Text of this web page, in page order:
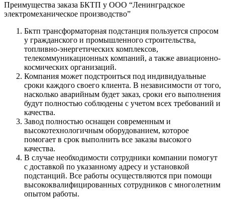
Преимущества заказа БКТП у ООО “Ленинградское
электромеханическое производство”
Бктп трансформаторная подстанция пользуется спросом
у гражданского и промышленного строительства,
топливно-энергетических комплексов,
телекоммуникационных компаний, а также авиационно-
космических организаций.
Компания может подстроиться под индивидуальные
сроки каждого своего клиента. В независимости от того,
насколько аварийным будет заказ, сроки его выполнения
будут полностью соблюдены с учетом всех требований и
качества.
Завод полностью оснащен современным и
высокотехнологичным оборудованием, которое
помогает в срок выполнить все заказы высокого
качества.
В случае необходимости сотрудники компании помогут
с доставкой по указанному адресу и установкой
подстанций. Все работы осуществляются при помощи
высококвалифицированных сотрудников с многолетним
опытом работы.